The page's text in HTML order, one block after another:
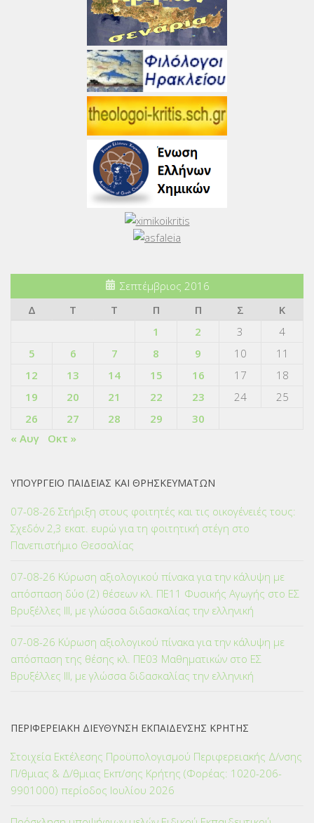
Σεπτέμβριος 2016
Δ
Τ Τ Π Π Σ
Κ
1
2 3
4
5
6 7 8 9 10
11
12
13 14 15 16 17
18
19
20 21 22 23 24
25
26
27 28 29
30
« Αυγ
Οκτ »
ΥΠΟΥΡΓΕΙΟ ΠΑΙΔΕΙΑΣ ΚΑΙ ΘΡΗΣΚΕΥΜΑΤΩΝ
07-08-26 Στήριξη στους φοιτητές και τις οικογένειές τους:
Σχεδόν 2,3 εκατ. ευρώ για τη φοιτητική στέγη στο
Πανεπιστήμιο Θεσσαλίας
07-08-26 Κύρωση αξιολογικού πίνακα για την κάλυψη με
απόσπαση δύο (2) θέσεων κλ. ΠΕ11 Φυσικής Αγωγής στο ΕΣ
Βρυξέλλες ΙΙΙ, με γλώσσα διδασκαλίας την ελληνική
07-08-26 Κύρωση αξιολογικού πίνακα για την κάλυψη με
απόσπαση της θέσης κλ. ΠΕ03 Μαθηματικών στο ΕΣ
Βρυξέλλες ΙΙΙ, με γλώσσα διδασκαλίας την ελληνική
ΠΕΡΙΦΕΡΕΙΑΚΗ ΔΙΕΥΘΥΝΣΗ ΕΚΠΑΙΔΕΥΣΗΣ ΚΡΗΤΗΣ
Στοιχεία Εκτέλεσης Προϋπολογισμού Περιφερειακής Δ/νσης
Π/θμιας & Δ/θμιας Εκπ/σης Κρήτης (Φορέας: 1020-206-
9901000) περίοδος Ιουλίου 2026